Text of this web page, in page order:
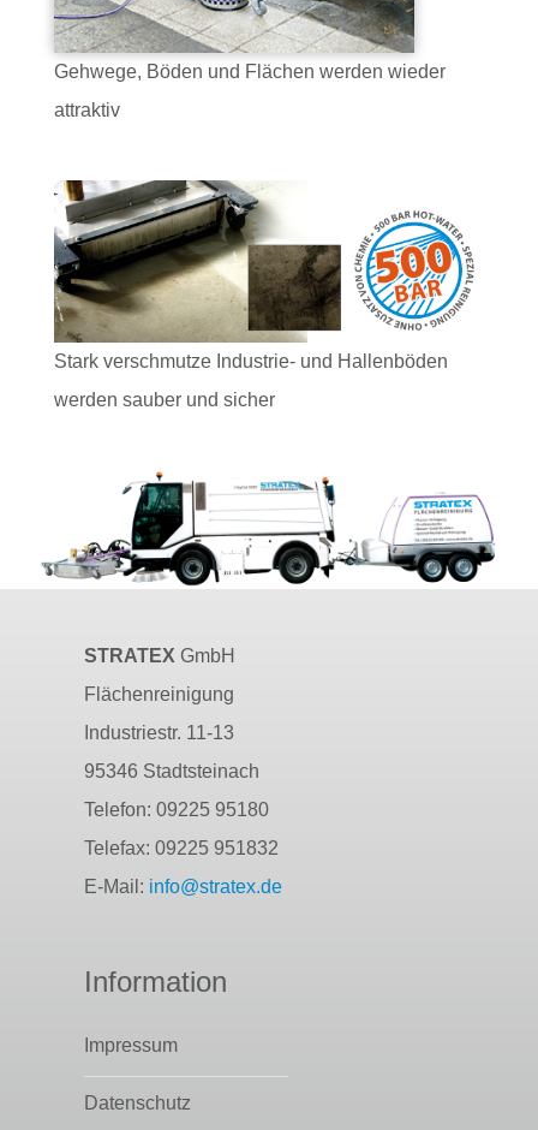
Gehwege, Böden und Flächen werden wieder
attraktiv
Stark verschmutze Industrie- und Hallenböden
werden sauber und sicher
STRATEX GmbH
Flächenreinigung
Industriestr. 11-13
95346 Stadtsteinach
Telefon: 09225 95180
Telefax: 09225 951832
E-Mail: info@stratex.de
Information
Impressum
Datenschutz